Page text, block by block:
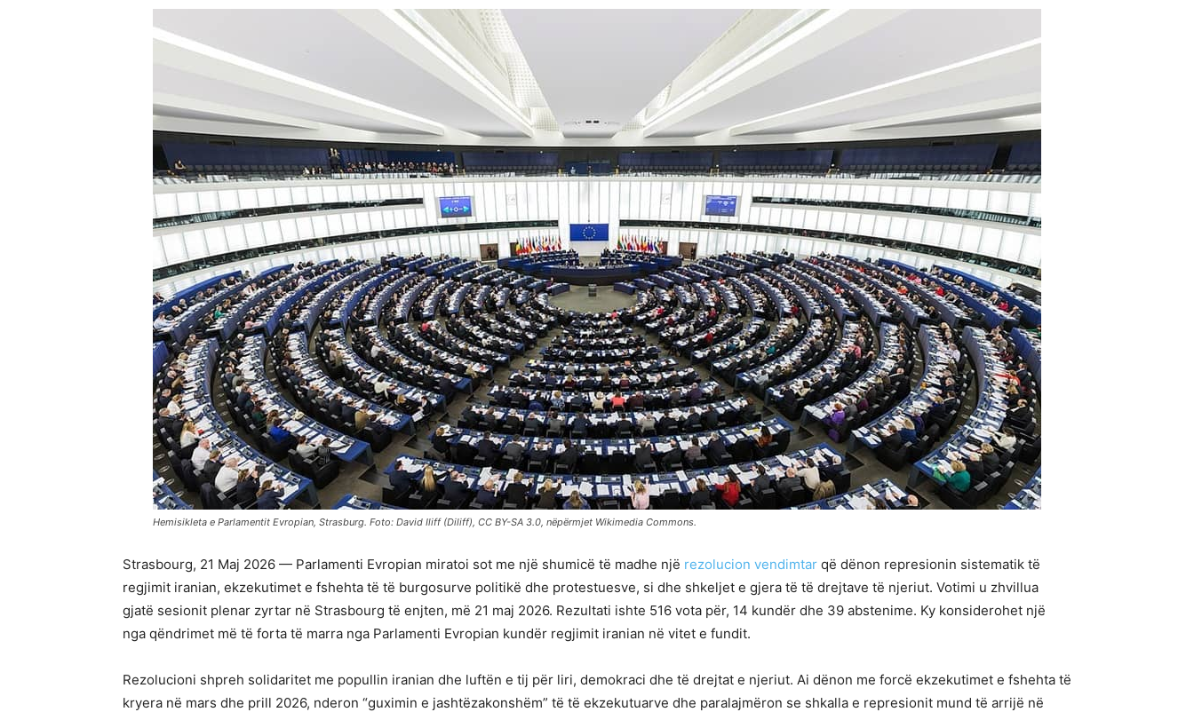
Hemisikleta e Parlamentit Evropian, Strasburg. Foto: David Iliff (Diliff), CC BY-SA 3.0, nëpërmjet Wikimedia Commons.
Strasbourg, 21 Maj 2026 — Parlamenti Evropian miratoi sot me një shumicë të madhe një rezolucion vendimtar që dënon represionin sistematik të
regjimit iranian, ekzekutimet e fshehta të të burgosurve politikë dhe protestuesve, si dhe shkeljet e gjera të të drejtave të njeriut. Votimi u zhvillua
gjatë sesionit plenar zyrtar në Strasbourg të enjten, më 21 maj 2026. Rezultati ishte 516 vota për, 14 kundër dhe 39 abstenime. Ky konsiderohet një
nga qëndrimet më të forta të marra nga Parlamenti Evropian kundër regjimit iranian në vitet e fundit.
Rezolucioni shpreh solidaritet me popullin iranian dhe luftën e tij për liri, demokraci dhe të drejtat e njeriut. Ai dënon me forcë ekzekutimet e fshehta të
kryera në mars dhe prill 2026, nderon “guximin e jashtëzakonshëm” të të ekzekutuarve dhe paralajmëron se shkalla e represionit mund të arrijë në